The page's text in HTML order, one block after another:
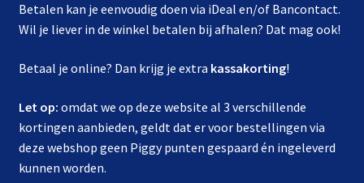
Betalen kan je eenvoudig doen via iDeal en/of Bancontact.
Wil je liever in de winkel betalen bij afhalen? Dat mag ook!
Betaal je online? Dan krijg je extra kassakorting!
Let op: omdat we op deze website al 3 verschillende
kortingen aanbieden, geldt dat er voor bestellingen via
deze webshop geen Piggy punten gespaard én ingeleverd
kunnen worden.